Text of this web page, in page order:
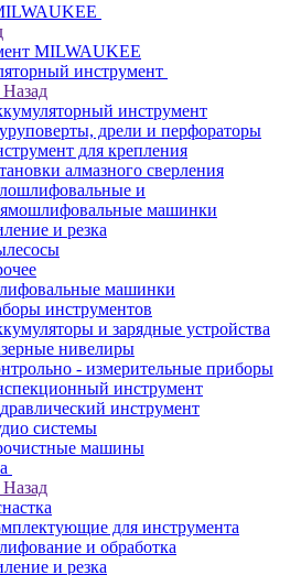
MILWAUKEE
инструмент
Назад
инструмент
дрели и перфораторы
для крепления
алмазного сверления
и
машинки
и резка
машинки
инструментов
и зарядные устройства
нивелиры
- измерительные приборы
инструмент
инструмент
системы
машины
Назад
для инструмента
и обработка
и резка